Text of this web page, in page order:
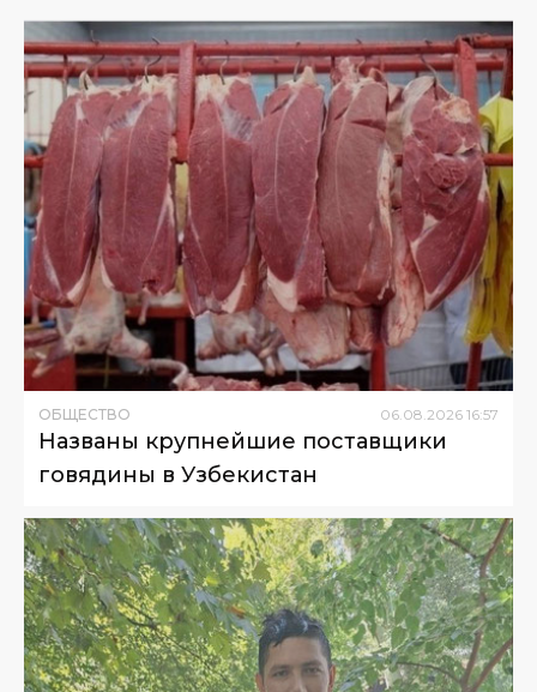
ОБЩЕСТВО 06.08.2026 16:57
Названы крупнейшие поставщики
говядины в Узбекистан